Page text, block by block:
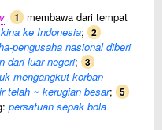
v 1
membawa dari tempat
ke Indonesia; 2
pengusaha nasional diberi
dari luar negeri; 3
mengangkut korban
telah ~ kerugian besar; 5
persatuan sepak bola